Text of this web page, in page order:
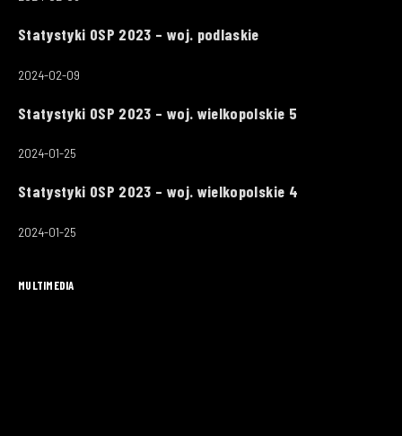
Statystyki OSP 2023 – woj. podlaskie
2024-02-09
Statystyki OSP 2023 – woj. wielkopolskie 5
2024-01-25
Statystyki OSP 2023 – woj. wielkopolskie 4
2024-01-25
MULTIMEDIA